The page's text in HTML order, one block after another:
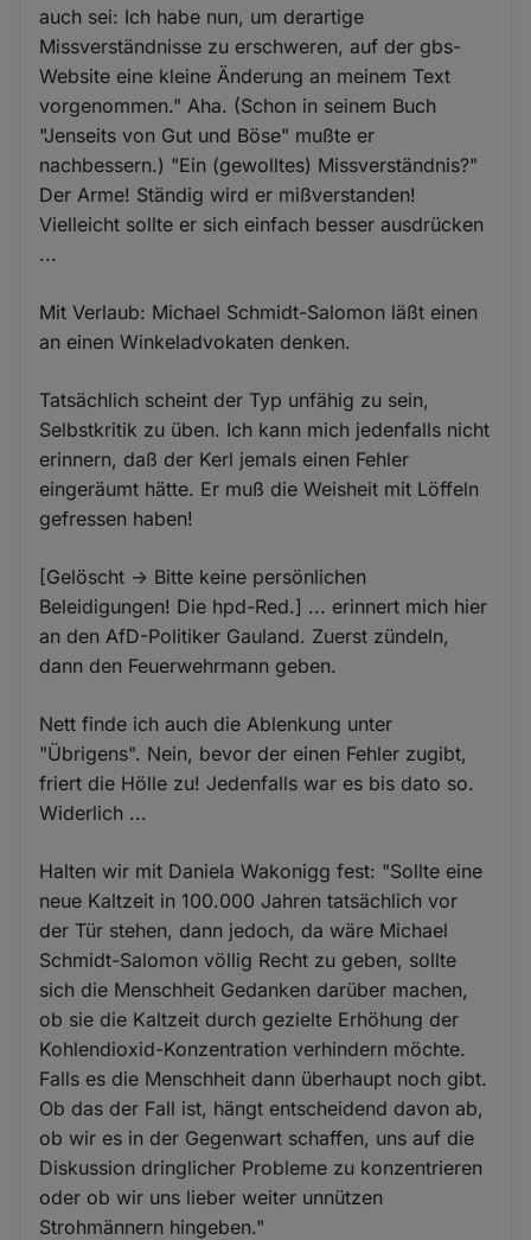
auch sei: Ich habe nun, um derartige
Missverständnisse zu erschweren, auf der gbs-
Website eine kleine Änderung an meinem Text
vorgenommen." Aha. (Schon in seinem Buch
"Jenseits von Gut und Böse" mußte er
nachbessern.) "Ein (gewolltes) Missverständnis?"
Der Arme! Ständig wird er mißverstanden!
Vielleicht sollte er sich einfach besser ausdrücken
...
Mit Verlaub: Michael Schmidt-Salomon läßt einen
an einen Winkeladvokaten denken.
Tatsächlich scheint der Typ unfähig zu sein,
Selbstkritik zu üben. Ich kann mich jedenfalls nicht
erinnern, daß der Kerl jemals einen Fehler
eingeräumt hätte. Er muß die Weisheit mit Löffeln
gefressen haben!
[Gelöscht -> Bitte keine persönlichen
Beleidigungen! Die hpd-Red.] ... erinnert mich hier
an den AfD-Politiker Gauland. Zuerst zündeln,
dann den Feuerwehrmann geben.
Nett finde ich auch die Ablenkung unter
"Übrigens". Nein, bevor der einen Fehler zugibt,
friert die Hölle zu! Jedenfalls war es bis dato so.
Widerlich ...
Halten wir mit Daniela Wakonigg fest: "Sollte eine
neue Kaltzeit in 100.000 Jahren tatsächlich vor
der Tür stehen, dann jedoch, da wäre Michael
Schmidt-Salomon völlig Recht zu geben, sollte
sich die Menschheit Gedanken darüber machen,
ob sie die Kaltzeit durch gezielte Erhöhung der
Kohlendioxid-Konzentration verhindern möchte.
Falls es die Menschheit dann überhaupt noch gibt.
Ob das der Fall ist, hängt entscheidend davon ab,
ob wir es in der Gegenwart schaffen, uns auf die
Diskussion dringlicher Probleme zu konzentrieren
oder ob wir uns lieber weiter unnützen
Strohmännern hingeben."